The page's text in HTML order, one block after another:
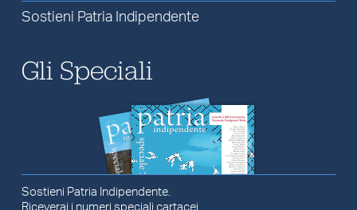
Sostieni Patria Indipendente
Gli Speciali
Sostieni Patria Indipendente.
Riceverai i numeri speciali cartacei.